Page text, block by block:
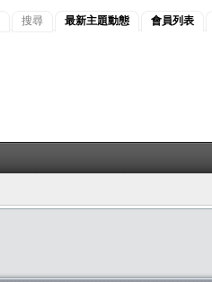
搜尋 最新主題動態 會員列表